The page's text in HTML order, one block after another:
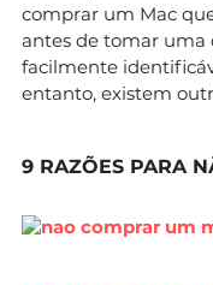
comprar um Mac
antes de tomar uma
facilmente
entanto, existem
9 RAZÕES PARA